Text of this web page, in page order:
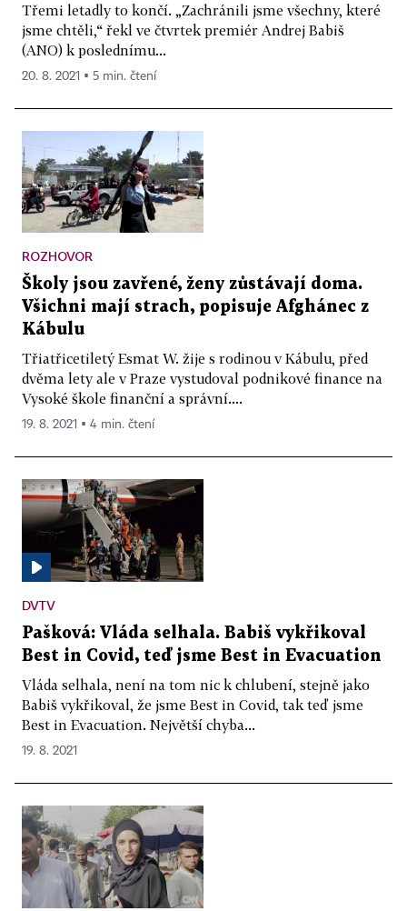
Třemi letadly to končí. „Zachránili jsme všechny, které
jsme chtěli,“ řekl ve čtvrtek premiér Andrej Babiš
(ANO) k poslednímu...
20. 8. 2021 ▪ 5 min. čtení
ROZHOVOR
Školy jsou zavřené, ženy zůstávají doma.
Všichni mají strach, popisuje Afghánec z
Kábulu
Třiatřicetiletý Esmat W. žije s rodinou v Kábulu, před
dvěma lety ale v Praze vystudoval podnikové finance na
Vysoké škole finanční a správní....
19. 8. 2021 ▪ 4 min. čtení
DVTV
Pašková: Vláda selhala. Babiš vykřikoval
Best in Covid, teď jsme Best in Evacuation
Vláda selhala, není na tom nic k chlubení, stejně jako
Babiš vykřikoval, že jsme Best in Covid, tak teď jsme
Best in Evacuation. Největší chyba...
19. 8. 2021